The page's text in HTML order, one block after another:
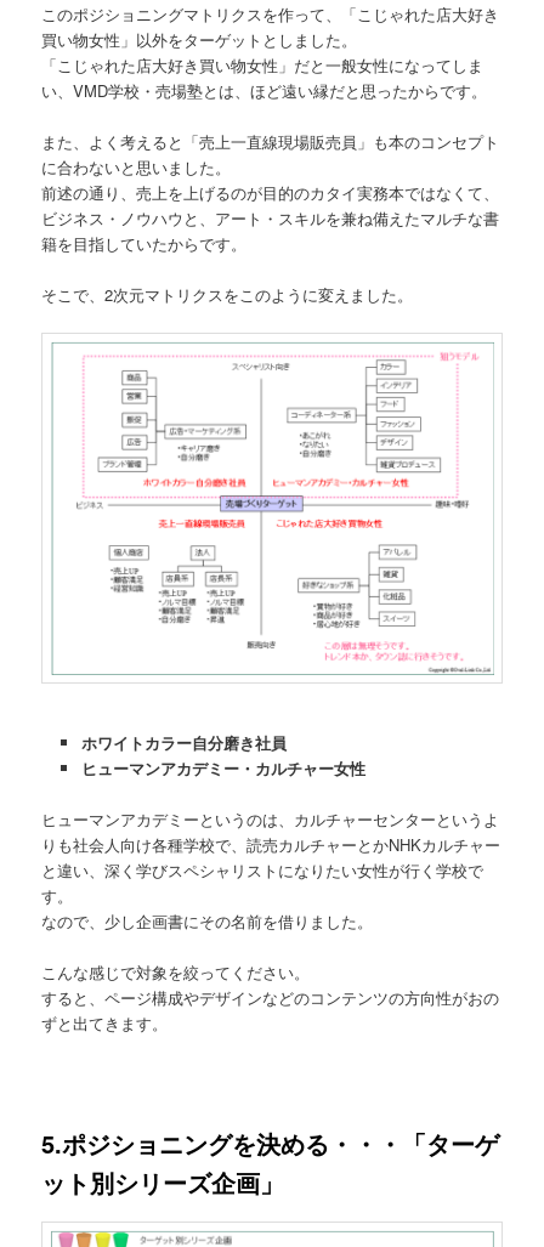
このポジショニングマトリクスを作って、「こじゃれた店大好き
買い物女性」以外をターゲットとしました。
「こじゃれた店大好き買い物女性」だと一般女性になってしま
い、VMD学校・売場塾とは、ほど遠い縁だと思ったからです。
また、よく考えると「売上一直線現場販売員」も本のコンセプト
に合わないと思いました。
前述の通り、売上を上げるのが目的のカタイ実務本ではなくて、
ビジネス・ノウハウと、アート・スキルを兼ね備えたマルチな書
籍を目指していたからです。
そこで、2次元マトリクスをこのように変えました。
ホワイトカラー自分磨き社員
ヒューマンアカデミー・カルチャー女性
ヒューマンアカデミーというのは、カルチャーセンターというよ
りも社会人向け各種学校で、読売カルチャーとかNHKカルチャー
と違い、深く学びスペシャリストになりたい女性が行く学校で
す。
なので、少し企画書にその名前を借りました。
こんな感じで対象を絞ってください。
すると、ページ構成やデザインなどのコンテンツの方向性がおの
ずと出てきます。
5.ポジショニングを決める・・・「ターゲ
ット別シリーズ企画」